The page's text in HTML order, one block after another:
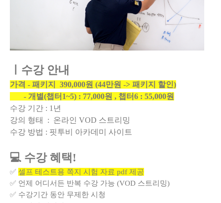
ㅣ수강 안내
가격 - 패키지 390,000원 (44만원 -> 패키지 할인)
- 개별(챕터1~5) : 77,000원 , 챕터6 : 55,000원
수강 기간 : 1년
강의 형태 : 온라인 VOD 스트리밍
수강 방법 : 핏투비 아카데미 사이트
💻 수강 혜택!
✅ 셀프 테스트용 쪽지 시험 자료 pdf 제공
✅ 언제 어디서든 반복 수강 가능 (VOD 스트리밍)
✅ 수강기간 동안 무제한 시청